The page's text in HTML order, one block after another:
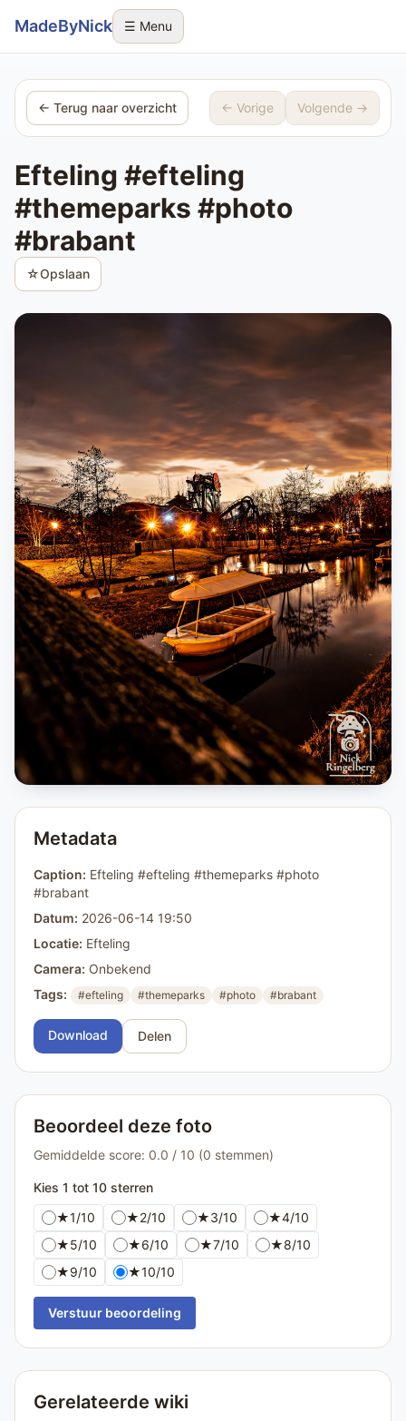
Sla navigatie over
MadeByNick ☰ Menu
← Terug naar overzicht ← Vorige Volgende →
Efteling #efteling
#themeparks #photo
#brabant
☆Opslaan
Metadata
Caption: Efteling #efteling #themeparks #photo
#brabant
Datum: 2026-06-14 19:50
Locatie: Efteling
Camera: Onbekend
Tags:
#efteling #themeparks #photo #brabant
Download Delen
Beoordeel deze foto
Gemiddelde score: 0.0 / 10 (0 stemmen)
Kies 1 tot 10 sterren
★1/10 ★2/10 ★3/10 ★4/10
★5/10 ★6/10 ★7/10 ★8/10
★9/10 ★10/10
Verstuur beoordeling
Gerelateerde wiki